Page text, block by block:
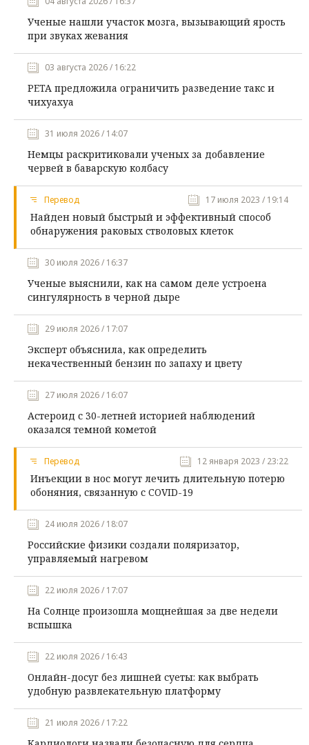
Ученые нашли участок мозга, вызывающий ярость
при звуках жевания
03 августа 2026 / 16:22
PETA предложила ограничить разведение такс и
чихуахуа
31 июля 2026 / 14:07
Немцы раскритиковали ученых за добавление
червей в баварскую колбасу
Перевод 17 июля 2023 / 19:14
Найден новый быстрый и эффективный способ
обнаружения раковых стволовых клеток
30 июля 2026 / 16:37
Ученые выяснили, как на самом деле устроена
сингулярность в черной дыре
29 июля 2026 / 17:07
Эксперт объяснила, как определить
некачественный бензин по запаху и цвету
27 июля 2026 / 16:07
Астероид с 30-летней историей наблюдений
оказался темной кометой
Перевод 12 января 2023 / 23:22
Инъекции в нос могут лечить длительную потерю
обоняния, связанную с COVID-19
24 июля 2026 / 18:07
Российские физики создали поляризатор,
управляемый нагревом
22 июля 2026 / 17:07
На Солнце произошла мощнейшая за две недели
вспышка
22 июля 2026 / 16:43
Онлайн-досуг без лишней суеты: как выбрать
удобную развлекательную платформу
21 июля 2026 / 17:22